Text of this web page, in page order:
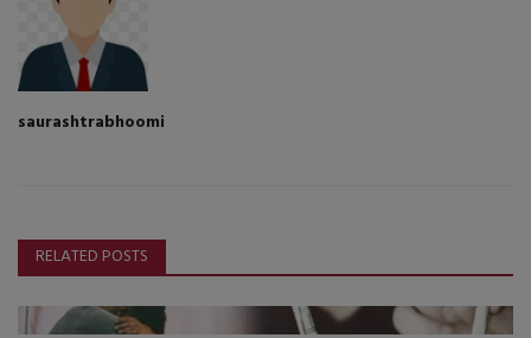
saurashtrabhoomi
RELATED POSTS